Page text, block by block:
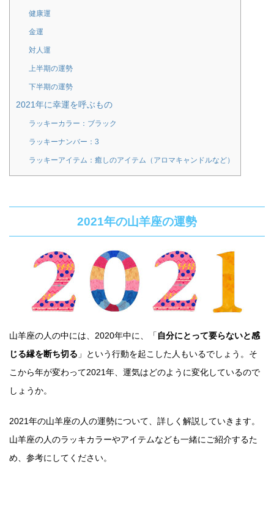
健康運
金運
対人運
上半期の運勢
下半期の運勢
2021年に幸運を呼ぶもの
ラッキーカラー：ブラック
ラッキーナンバー：3
ラッキーアイテム：癒しのアイテム（アロマキャンドルなど）
2021年の山羊座の運勢
山羊座の人の中には、2020年中に、「自分にとって要らないと感
じる縁を断ち切る 」という行動を起こした人もいるでしょう。そ
こから年が変わって2021年、運気はどのように変化しているので
しょうか。
2021年の山羊座の人の運勢について、詳しく解説していきます。
山羊座の人のラッキカラーやアイテムなども一緒にご紹介するた
め、参考にしてください。